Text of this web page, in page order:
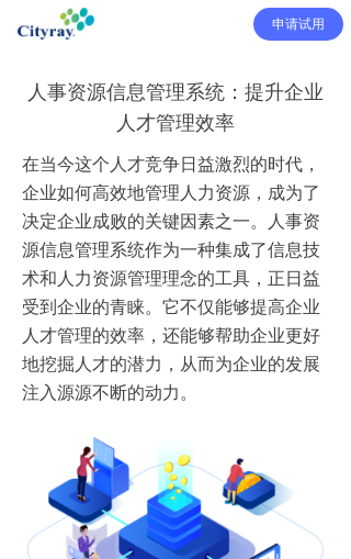
申请试用
人事资源信息管理系统：提升企业
人才管理效率
在当今这个人才竞争日益激烈的时代，
企业如何高效地管理人力资源，成为了
决定企业成败的关键因素之一。人事资
源信息管理系统作为一种集成了信息技
术和人力资源管理理念的工具，正日益
受到企业的青睐。它不仅能够提高企业
人才管理的效率，还能够帮助企业更好
地挖掘人才的潜力，从而为企业的发展
注入源源不断的动力。